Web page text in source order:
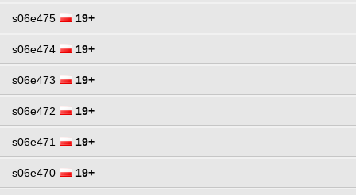
s06e475 19+
s06e474 19+
s06e473 19+
s06e472 19+
s06e471 19+
s06e470 19+